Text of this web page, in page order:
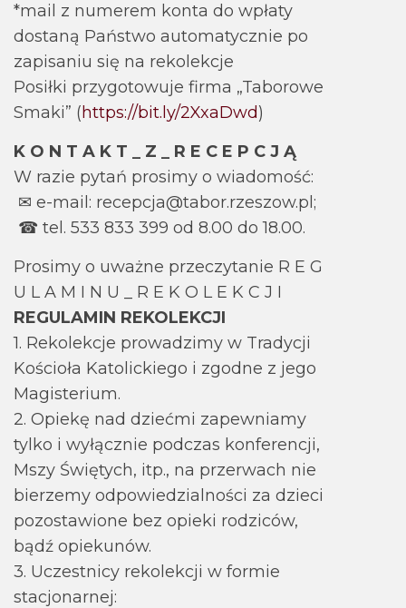
*mail z numerem konta do wpłaty
dostaną Państwo automatycznie po
zapisaniu się na rekolekcje
Posiłki przygotowuje firma „Taborowe
Smaki” (https://bit.ly/2XxaDwd)
K O N T A K T _ Z _ R E C E P C J Ą
W razie pytań prosimy o wiadomość:
✉ e-mail: recepcja@tabor.rzeszow.pl;
☎ tel. 533 833 399 od 8.00 do 18.00.
Prosimy o uważne przeczytanie R E G
U L A M I N U _ R E K O L E K C J I
REGULAMIN REKOLEKCJI
1. Rekolekcje prowadzimy w Tradycji
Kościoła Katolickiego i zgodne z jego
Magisterium.
2. Opiekę nad dziećmi zapewniamy
tylko i wyłącznie podczas konferencji,
Mszy Świętych, itp., na przerwach nie
bierzemy odpowiedzialności za dzieci
pozostawione bez opieki rodziców,
bądź opiekunów.
3. Uczestnicy rekolekcji w formie
stacjonarnej: